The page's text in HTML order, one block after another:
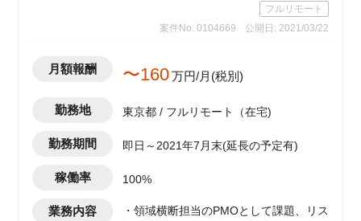
フルリモート
案件No. 0104669
公開日: 2021/03/22
月額報酬 〜160万円/月(税別)
勤務地 東京都 / フルリモート（在宅)
勤務期間 即日～2021年7月末(延長の予定有)
稼働率 100%
業務内容
・領域横断担当のPMOとして課題、リス